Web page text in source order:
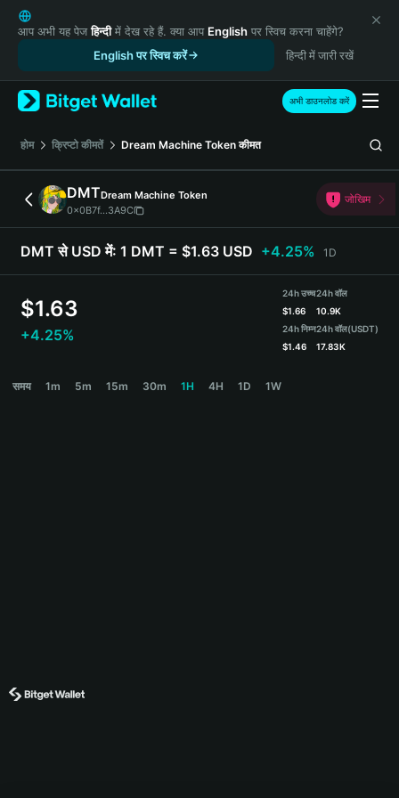
English
日本語
Русский
Español (Latinoamérica)
Türkçe
Italiano
Deutsch
简体中文
繁體中文
Português (Portugal)
हिन्दी
Español (Argentina)
आप अभी यह पेजहिन्दीमें देख रहे हैं. क्या आप English पर स्विच करना चाहेंगे?
English पर स्विच करें
हिन्दी में जारी रखें
अभी डाउनलोड करें
होम क्रिप्टो कीमतें Dream Machine Token कीमत
DMTDream Machine Token
0x0B7f...3A9C
जोखिम
DMT से USD में: 1 DMT = $1.63 USD +4.25% 1D
$1.63
+4.25%
24h उच्च
$1.66
24h निम्न
$1.46
24h वॉल
10.9K
24h वॉल(USDT)
17.83K
समय 1m 5m 15m 30m 1H 4H 1D 1W